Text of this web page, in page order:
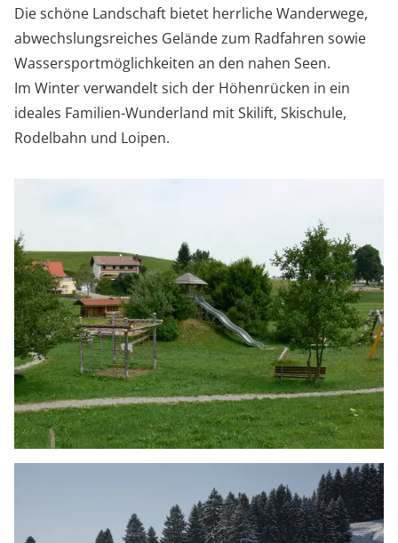
Die schöne Landschaft bietet herrliche Wanderwege,
abwechslungsreiches Gelände zum Radfahren sowie
Wassersportmöglichkeiten an den nahen Seen.
Im Winter verwandelt sich der Höhenrücken in ein
ideales Familien-Wunderland mit Skilift, Skischule,
Rodelbahn und Loipen.